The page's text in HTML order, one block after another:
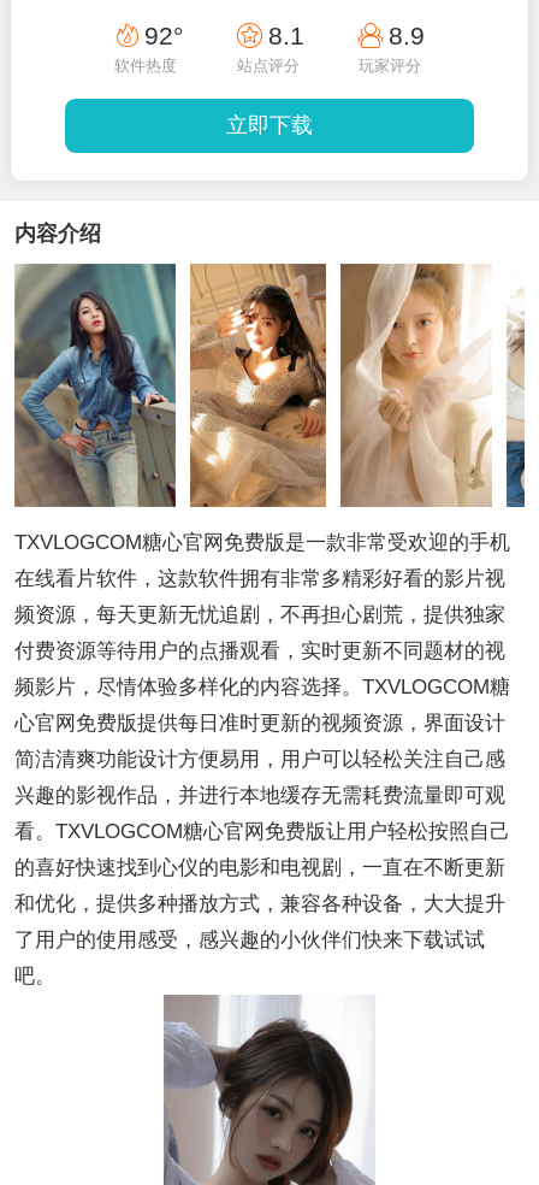
92°
软件热度
8.1
站点评分
8.9
玩家评分
立即下载
内容介绍
TXVLOGCOM糖心官网免费版是一款非常受欢迎的手机
在线看片软件，这款软件拥有非常多精彩好看的影片视
频资源，每天更新无忧追剧，不再担心剧荒，提供独家
付费资源等待用户的点播观看，实时更新不同题材的视
频影片，尽情体验多样化的内容选择。TXVLOGCOM糖
心官网免费版提供每日准时更新的视频资源，界面设计
简洁清爽功能设计方便易用，用户可以轻松关注自己感
兴趣的影视作品，并进行本地缓存无需耗费流量即可观
看。TXVLOGCOM糖心官网免费版让用户轻松按照自己
的喜好快速找到心仪的电影和电视剧，一直在不断更新
和优化，提供多种播放方式，兼容各种设备，大大提升
了用户的使用感受，感兴趣的小伙伴们快来下载试试
吧。